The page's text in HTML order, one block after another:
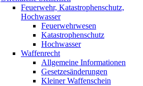
Feuerwehr, Katastrophenschutz,
Hochwasser
Feuerwehrwesen
Katastrophenschutz
Hochwasser
Waffenrecht
Allgemeine Informationen
Gesetzesänderungen
Kleiner Waffenschein